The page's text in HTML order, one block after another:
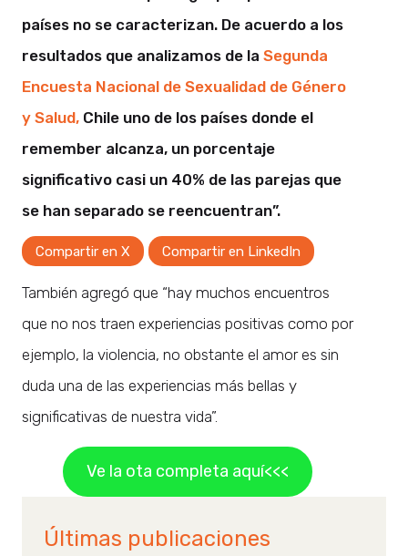
países no se caracterizan. De acuerdo a los
resultados que analizamos de la Segunda
Encuesta Nacional de Sexualidad de Género
y Salud, Chile uno de los países donde el
remember alcanza, un porcentaje
significativo casi un 40% de las parejas que
se han separado se reencuentran”.
Compartir en X Compartir en LinkedIn
También agregó que “hay muchos encuentros
que no nos traen experiencias positivas como por
ejemplo, la violencia, no obstante el amor es sin
duda una de las experiencias más bellas y
significativas de nuestra vida”.
Ve la ota completa aquí<<<
Últimas publicaciones